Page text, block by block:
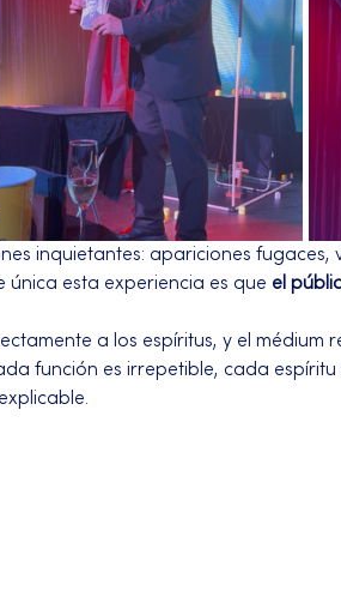
inquietantes: apariciones fugaces,
esta experiencia es que el
a los espíritus, y el médium
función es irrepetible, cada espíritu